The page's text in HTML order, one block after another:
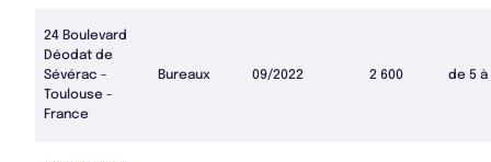
24 Boulevard
Déodat de
Sévérac -
Toulouse -
France
Bureaux 09/2022 2 600 de 5 à